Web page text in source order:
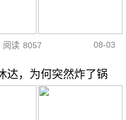
阅读 8057 08-03
达，为何突然炸了锅